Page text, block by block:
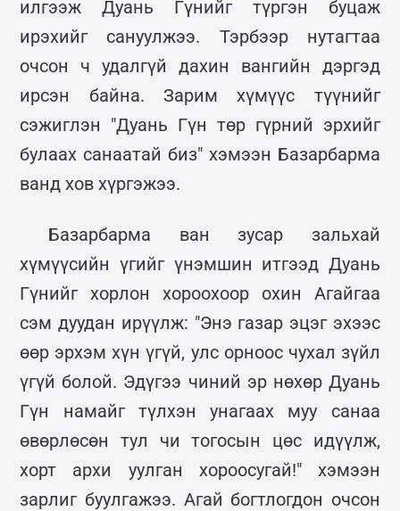
илгээж Дуань Гүнийг түргэн буцаж
ирэхийг сануулжээ. Тэрбээр нутагтаа
очсон ч удалгүй дахин вангийн дэргэд
ирсэн байна. Зарим хүмүүс түүнийг
сэжиглэн "Дуань Гүн төр гүрний эрхийг
булаах санаатай биз" хэмээн Базарбарма
ванд хов хүргэжээ.
Базарбарма ван зусар зальхай
хүмүүсийн үгийг үнэмшин итгээд Дуань
Гүнийг хорлон хороохоор охин Агайгаа
сэм дуудан ирүүлж: "Энэ газар эцэг эхээс
өөр эрхэм хүн үгүй, улс орноос чухал зүйл
үгүй болой. Эдүгээ чиний эр нөхөр Дуань
Гүн намайг түлхэн унагаах муу санаа
өвөрлөсөн тул чи тогосын цөс идүүлж,
хорт архи уулган хороосугай!" хэмээн
зарлиг буулгажээ. Агай богтлогдон очсон